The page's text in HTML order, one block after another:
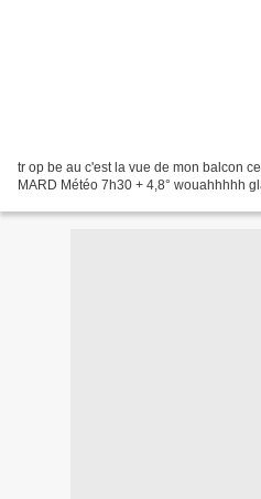
tr op be au c'est la vue de mon balcon
MARD Météo 7h30 + 4,8° wouahhhhh